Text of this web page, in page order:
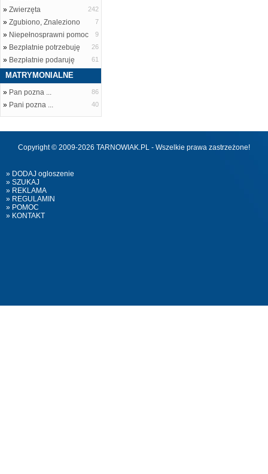
» Zwierzęta 242
» Zgubiono, Znaleziono 7
» Niepełnosprawni pomoc 9
» Bezpłatnie potrzebuję 26
» Bezpłatnie podaruję 61
MATRYMONIALNE
» Pan pozna ... 86
» Pani pozna ... 40
Copyright © 2009-2026 TARNOWIAK.PL - Wszelkie prawa zastrzeżone!
» DODAJ ogloszenie
» SZUKAJ
» REKLAMA
» REGULAMIN
» POMOC
» KONTAKT